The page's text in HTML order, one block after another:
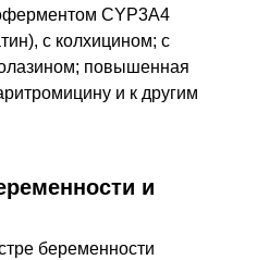
CYP3A4
с колхицином; с
повышенная
и к другим
и
беременности